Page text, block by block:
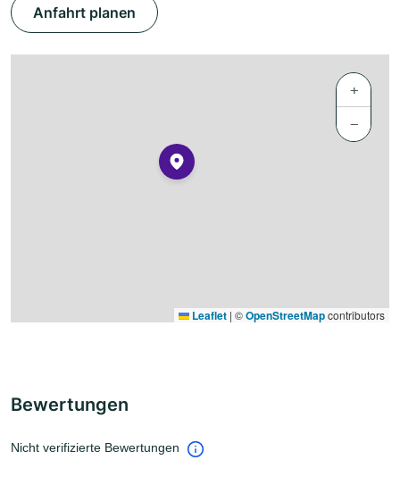
Anfahrt planen
+
−
Leaflet | ©OpenStreetMapcontributors
Bewertungen
Nicht verifizierte Bewertungen